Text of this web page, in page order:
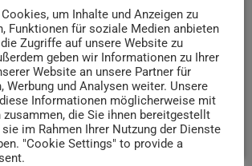
für die Buslinien 1, 11, 73 und 81. Die
81 fahren über die Haltestelle
Linie 73 endet am Messepark. Mehrere
entfallen in dieser Zeit. Für
St.-Helena-Straße ebenfalls gesperrt,
über die […]
37
um Inhalte und Anzeigen zu
Funktionen für soziale Medien anbieten
Zugriffe auf unsere Website zu
geben wir Informationen zu Ihrer
Website an unsere Partner für
Werbung und Analysen weiter. Unsere
Informationen möglicherweise mit
zusammen, die Sie ihnen bereitgestellt
im Rahmen Ihrer Nutzung der Dienste
"Cookie Settings" to provide a